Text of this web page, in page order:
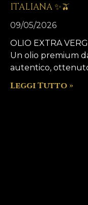
ITALIANA ✨🫒
09/05/2026
OLIO EXTRA
Un olio premium
autentico,
Leggi Tutto »